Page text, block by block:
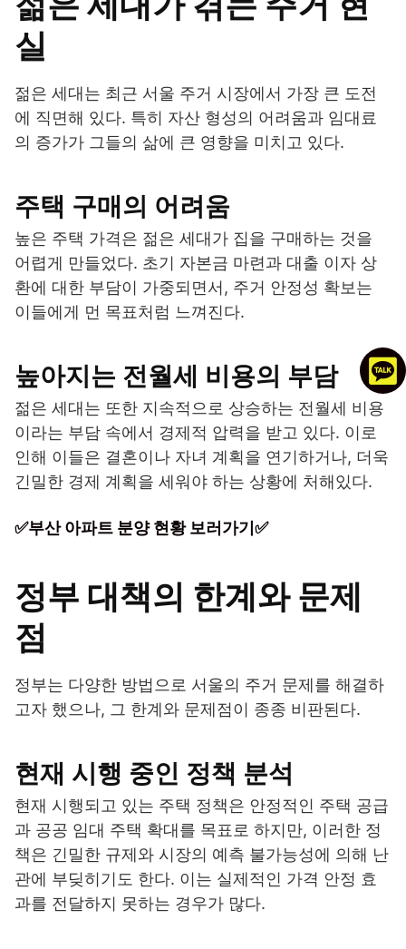
실
젊은 세대는 최근 서울 주거 시장에서 가장 큰 도전
에 직면해 있다. 특히 자산 형성의 어려움과 임대료
의 증가가 그들의 삶에 큰 영향을 미치고 있다.
주택 구매의 어려움
높은 주택 가격은 젊은 세대가 집을 구매하는 것을
어렵게 만들었다. 초기 자본금 마련과 대출 이자 상
환에 대한 부담이 가중되면서, 주거 안정성 확보는
이들에게 먼 목표처럼 느껴진다.
높아지는 전월세 비용의 부담
젊은 세대는 또한 지속적으로 상승하는 전월세 비용
이라는 부담 속에서 경제적 압력을 받고 있다. 이로
인해 이들은 결혼이나 자녀 계획을 연기하거나, 더욱
긴밀한 경제 계획을 세워야 하는 상황에 처해있다.
✅부산 아파트 분양 현황 보러가기✅
정부 대책의 한계와 문제
점
정부는 다양한 방법으로 서울의 주거 문제를 해결하
고자 했으나, 그 한계와 문제점이 종종 비판된다.
현재 시행 중인 정책 분석
현재 시행되고 있는 주택 정책은 안정적인 주택 공급
과 공공 임대 주택 확대를 목표로 하지만, 이러한 정
책은 긴밀한 규제와 시장의 예측 불가능성에 의해 난
관에 부딪히기도 한다. 이는 실제적인 가격 안정 효
과를 전달하지 못하는 경우가 많다.